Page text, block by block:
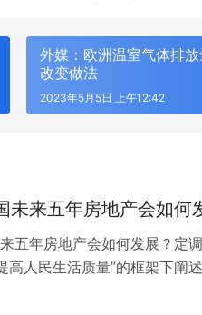
外媒：欧洲温室气体排
改变做法
2023年5月5日 上午12:42
未来五年房地产会如何
五年房地产会如何发展？定
高人民生活质量”的框架下阐